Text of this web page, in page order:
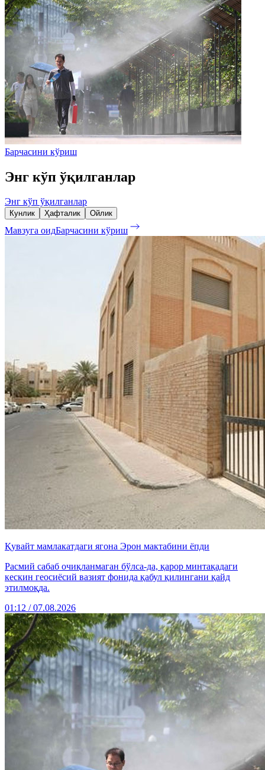
Барчасини кўриш
Энг кўп ўқилганлар
Энг кўп ўқилганлар
Кунлик Ҳафталик Ойлик
Мавзуга оидБарчасини кўриш
Қувайт мамлакатдаги ягона Эрон мактабини ёпди
Расмий сабаб очиқланмаган бўлса-да, қарор минтақадаги
кескин геосиёсий вазият фонида қабул қилингани қайд
этилмоқда.
01:12 / 07.08.2026